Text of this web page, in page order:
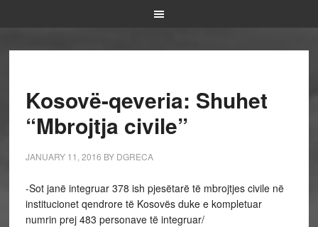
Kosovë-qeveria: Shuhet
“Mbrojtja civile”
JANUARY 11, 2016 BY DGRECA
-Sot janë integruar 378 ish pjesëtarë të mbrojtjes civile në
institucionet qendrore të Kosovës duke e kompletuar
numrin prej 483 personave të integruar/